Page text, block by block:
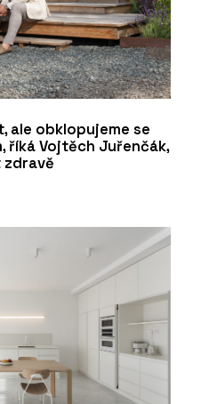
ale obklopujeme se
říká Vojtěch Juřenčák,